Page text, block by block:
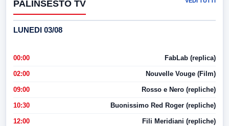
PALINSESTO TV
LUNEDI 03/08
00:00 FabLab (replica)
02:00 Nouvelle Vouge (Film)
09:00 Rosso e Nero (repliche)
10:30 Buonissimo Red Roger (repliche)
12:00 Fili Meridiani (repliche)